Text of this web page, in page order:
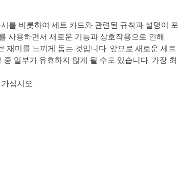
를 비롯하여 세트 카드와 관련된 규칙과 설명이 포
사용하면서 새로운 기능과 상호작용으로 인해
재미를 느끼게 돕는 것입니다. 앞으로 새로운 세트
중 일부가 유효하지 않게 될 수도 있습니다. 가장 최
가십시오.